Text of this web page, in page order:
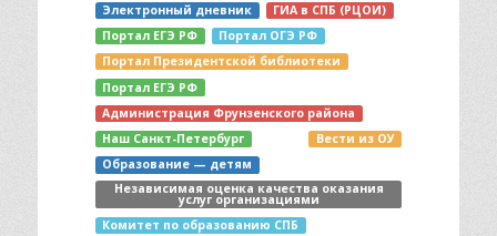
Электронный дневник
ГИА в СПБ (РЦОИ)
Портал ЕГЭ РФ
Портал ОГЭ РФ
Портал Президентской библиотеки
Портал ЕГЭ РФ
Администрация Фрунзенского района
Наш Санкт-Петербург
Вести из ОУ
Образование — детям
Независимая оценка качества оказания
услуг организациями
Комитет по образованию СПБ